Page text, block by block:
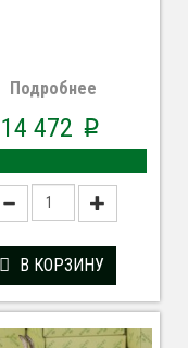
Подробнее
14 472 p
В КОРЗИНУ